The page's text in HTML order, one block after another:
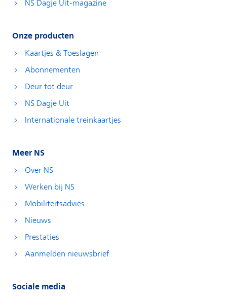
NS Dagje Uit-magazine
Onze producten
Kaartjes & Toeslagen
Abonnementen
Deur tot deur
NS Dagje Uit
Internationale treinkaartjes
Meer NS
Over NS
Werken bij NS
Mobiliteitsadvies
Nieuws
Prestaties
Aanmelden nieuwsbrief
Sociale media